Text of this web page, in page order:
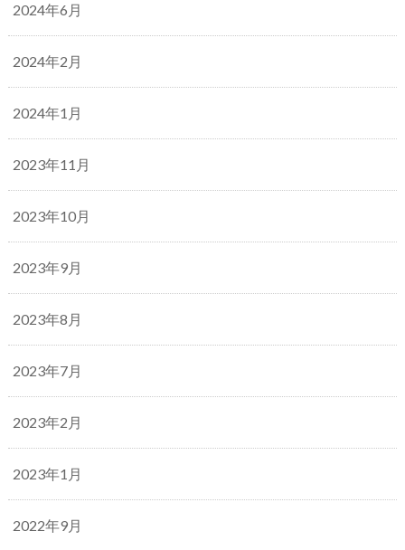
2024年6月
2024年2月
2024年1月
2023年11月
2023年10月
2023年9月
2023年8月
2023年7月
2023年2月
2023年1月
2022年9月